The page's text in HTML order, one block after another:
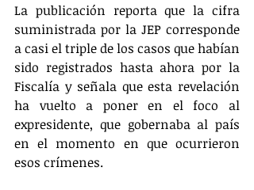
La publicación reporta que la cifra
suministrada por la JEP corresponde
a casi el triple de los casos que habían
sido registrados hasta ahora por la
Fiscalía y señala que esta revelación
ha vuelto a poner en el foco al
expresidente, que gobernaba al país
en el momento en que ocurrieron
esos crímenes.